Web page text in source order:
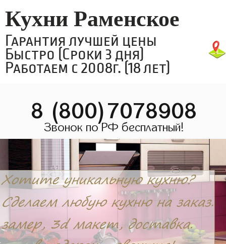
Кухни Раменское
Гарантия лучшей цены
Быстро (Сроки 3 дня)
Работаем с 2008г. (18 лет)
8 (800)7078908
Звонок по РФ бесплатный!